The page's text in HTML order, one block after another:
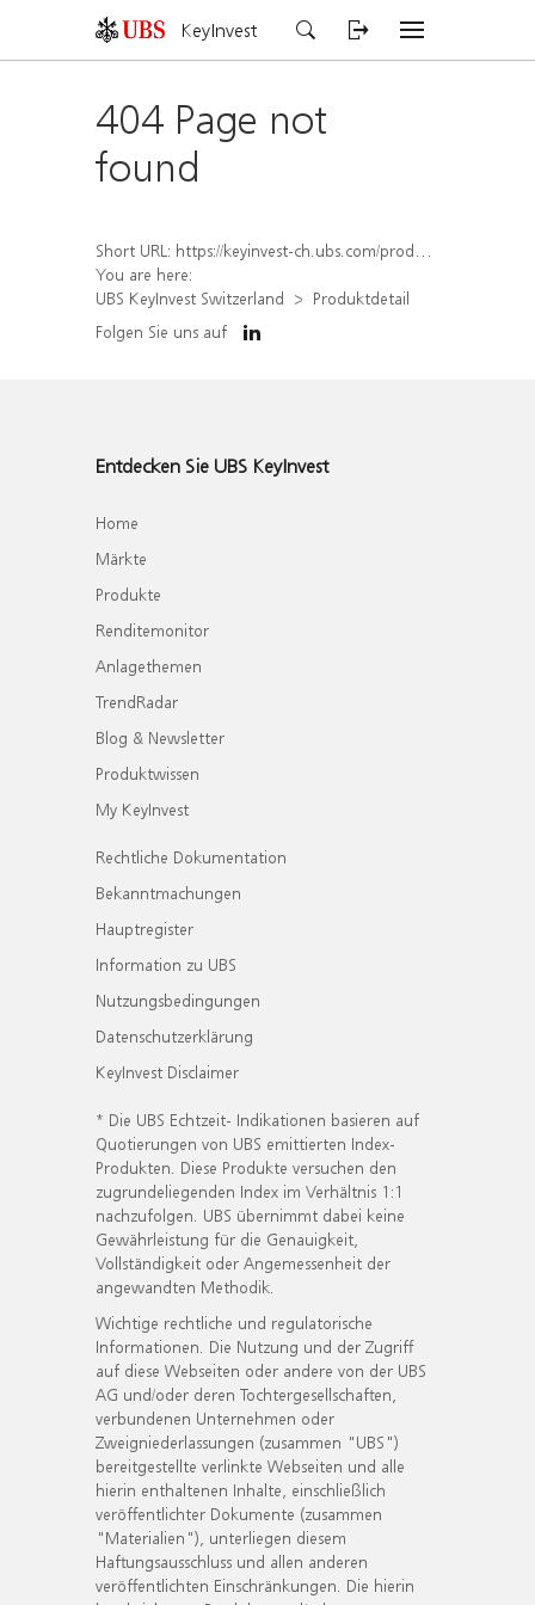
KeyInvest
404 Page not
found
Short URL: https://keyinvest-ch.ubs.com/produkt/detail/index/isin/CH1572298581
You are here:
UBS KeyInvest Switzerland
Produktdetail
Folgen Sie uns auf
Entdecken Sie UBS KeyInvest
Home
Märkte
Produkte
Renditemonitor
Anlagethemen
TrendRadar
Blog & Newsletter
Produktwissen
My KeyInvest
Rechtliche Dokumentation
Bekanntmachungen
Hauptregister
Information zu UBS
Nutzungsbedingungen
Datenschutzerklärung
KeyInvest Disclaimer
* Die UBS Echtzeit- Indikationen basieren auf
Quotierungen von UBS emittierten Index-
Produkten. Diese Produkte versuchen den
zugrundeliegenden Index im Verhältnis 1:1
nachzufolgen. UBS übernimmt dabei keine
Gewährleistung für die Genauigkeit,
Vollständigkeit oder Angemessenheit der
angewandten Methodik.
Wichtige rechtliche und regulatorische
Informationen. Die Nutzung und der Zugriff
auf diese Webseiten oder andere von der UBS
AG und/oder deren Tochtergesellschaften,
verbundenen Unternehmen oder
Zweigniederlassungen (zusammen "UBS")
bereitgestellte verlinkte Webseiten und alle
hierin enthaltenen Inhalte, einschließlich
veröffentlichter Dokumente (zusammen
"Materialien"), unterliegen diesem
Haftungsausschluss und allen anderen
veröffentlichten Einschränkungen. Die hierin